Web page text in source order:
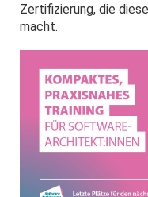
Zertifizierung, die
macht.